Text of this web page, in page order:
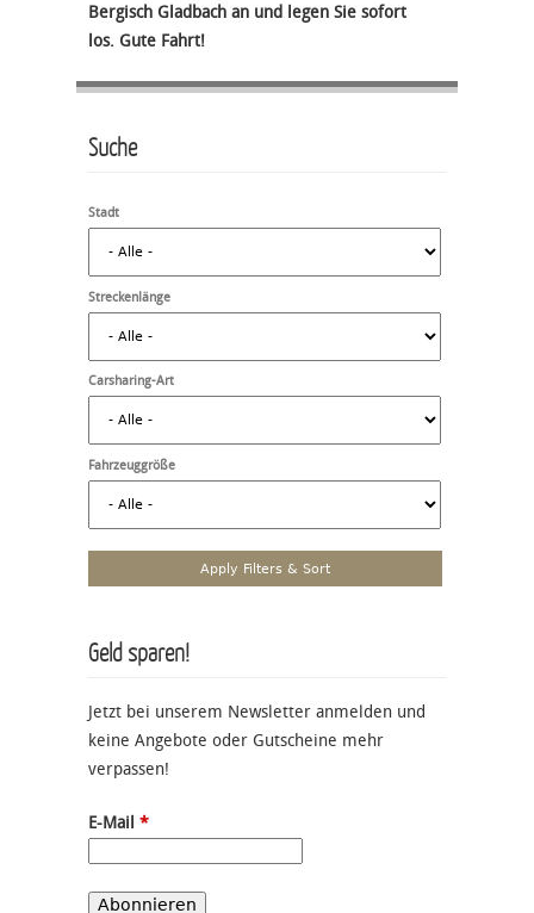
Bergisch Gladbach an und legen Sie sofort
los. Gute Fahrt!
Suche
Stadt
Streckenlänge
Carsharing-Art
Fahrzeuggröße
Geld sparen!
Jetzt bei unserem Newsletter anmelden und
keine Angebote oder Gutscheine mehr
verpassen!
E-Mail *